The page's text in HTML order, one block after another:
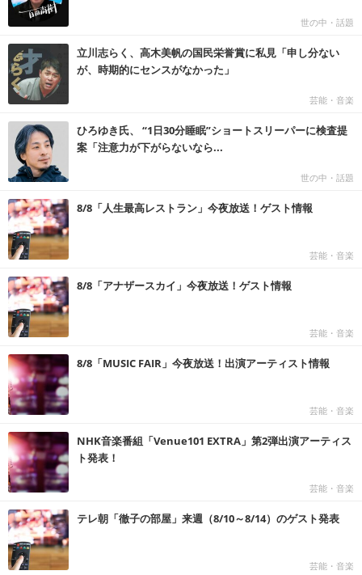
世の中・話題
立川志らく、高木美帆の国民栄誉賞に私見「申し分ない
が、時期的にセンスがなかった」
芸能・音楽
ひろゆき氏、 “1日30分睡眠”ショートスリーパーに検査提
案「注意力が下がらないなら...
世の中・話題
8/8「人生最高レストラン」今夜放送！ゲスト情報
芸能・音楽
8/8「アナザースカイ」今夜放送！ゲスト情報
芸能・音楽
8/8「MUSIC FAIR」今夜放送！出演アーティスト情報
芸能・音楽
NHK音楽番組「Venue101 EXTRA」第2弾出演アーティス
ト発表！
芸能・音楽
テレ朝「徹子の部屋」来週（8/10～8/14）のゲスト発表
芸能・音楽